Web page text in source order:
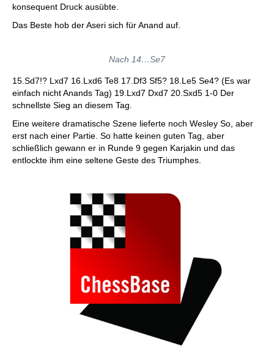
konsequent Druck ausübte.
Das Beste hob der Aseri sich für Anand auf.
Nach 14…Se7
15.Sd7!? Lxd7 16.Lxd6 Te8 17.Df3 Sf5? 18.Le5 Se4? (Es war
einfach nicht Anands Tag) 19.Lxd7 Dxd7 20.Sxd5 1-0 Der
schnellste Sieg an diesem Tag.
Eine weitere dramatische Szene lieferte noch Wesley So, aber
erst nach einer Partie. So hatte keinen guten Tag, aber
schließlich gewann er in Runde 9 gegen Karjakin und das
entlockte ihm eine seltene Geste des Triumphes.